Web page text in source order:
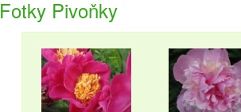
Dovolená v této lokalitě se vyplatí v každém
vinobraní.
Fotky Pivoňky